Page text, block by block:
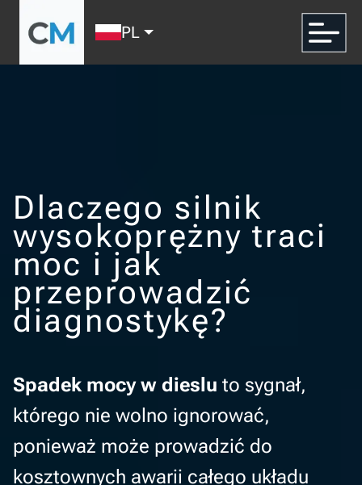
PL
Dlaczego silnik
wysokoprężny traci
moc i jak
przeprowadzić
diagnostykę?
Spadek mocy w dieslu to sygnał,
którego nie wolno ignorować,
ponieważ może prowadzić do
kosztownych awarii całego układu